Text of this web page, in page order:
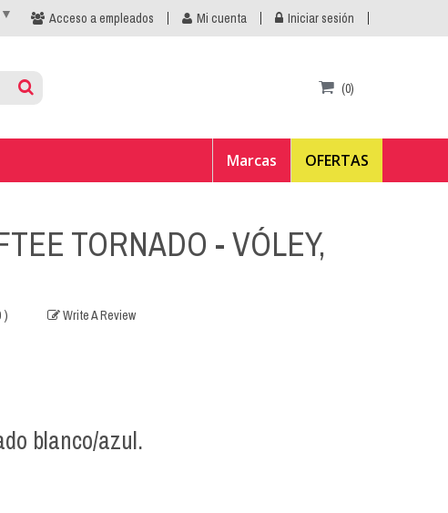
Acceso a empleados Mi cuenta Iniciar sesión
▼
(0)
OFERTAS
Marcas
TORNADO - VÓLEY,
)
Write A Review
blanco/azul.